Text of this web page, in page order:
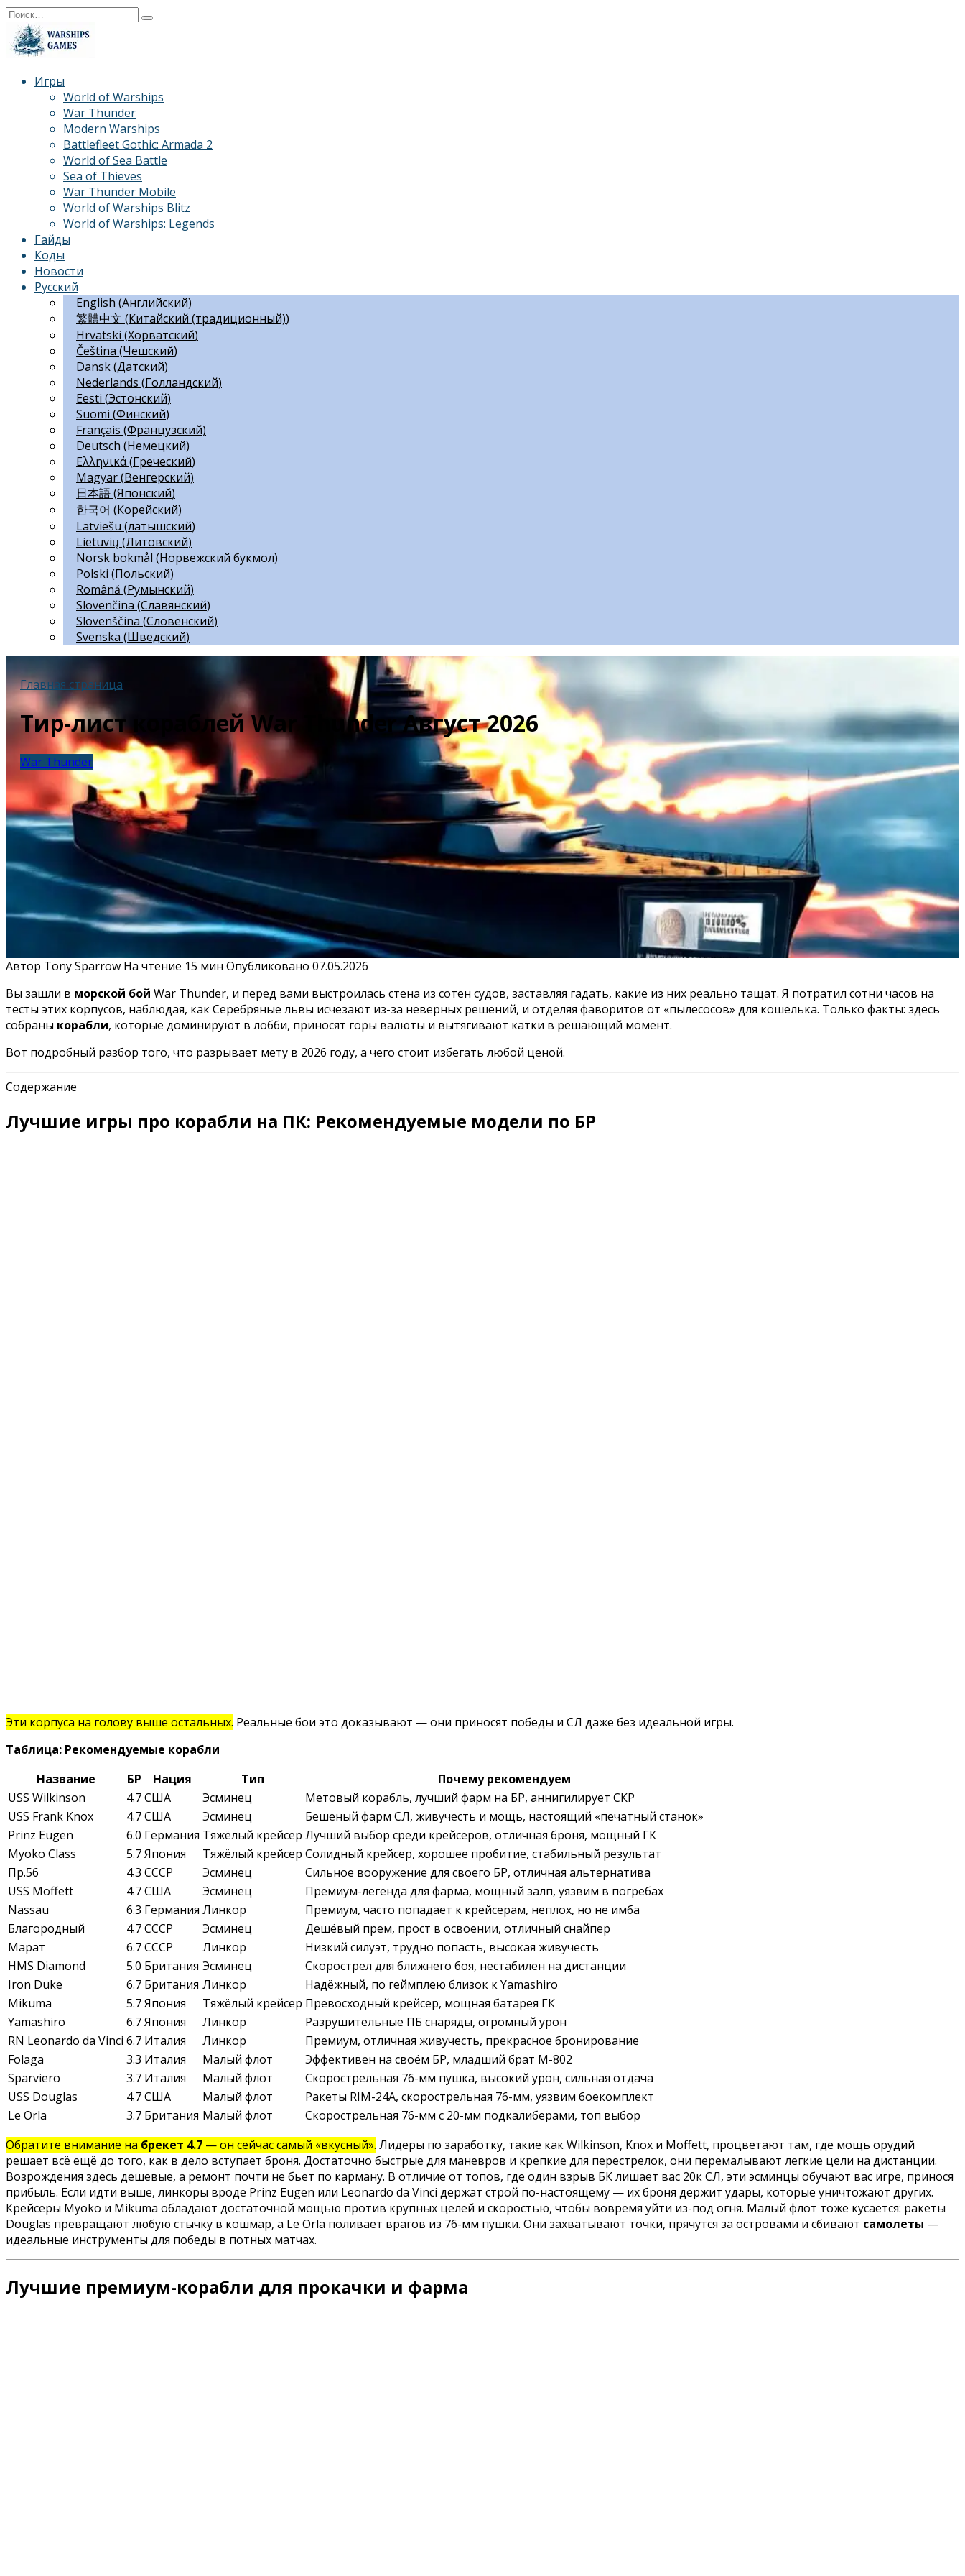
Перейти
содержанию
Search
for:
Игры
World of Warships
War Thunder
Modern Warships
Battlefleet Gothic: Armada 2
World of Sea Battle
Sea of Thieves
War Thunder Mobile
World of Warships Blitz
World of Warships: Legends
Гайды
Коды
Новости
Русский
English (Английский)
繁體中文 (Китайский (традиционный))
Hrvatski (Хорватский)
Čeština (Чешский)
Dansk(Датский)
Nederlands (Голландский)
Eesti (Эстонский)
Suomi (Финский)
Français (Французский)
Deutsch (Немецкий)
Ελληνικά(Греческий)
Magyar(Венгерский)
日本語(Японский)
한국어 (Корейский)
Latviešu (латышский)
Lietuvių (Литовский)
Norsk bokmål (Норвежский букмол)
Polski (Польский)
Română (Румынский)
Slovenčina (Славянский)
Slovenščina (Словенский)
Svenska (Шведский)
Главная страница
Тир-лист кораблей War Thunder Август 2026
War Thunder
Автор Tony Sparrow На чтение 15 мин Опубликовано 07.05.2026
Вы зашли в морской бой War Thunder, и перед вами выстроилась стена из сотен судов, заставляя гадать, какие из них реально тащат. Я потратил сотни часов на
тесты этих корпусов, наблюдая, как Серебряные львы исчезают из-за неверных решений, и отделяя фаворитов от «пылесосов» для кошелька. Только факты: здесь
собраны корабли, которые доминируют в лобби, приносят горы валюты и вытягивают катки в решающий момент.
Вот подробный разбор того, что разрывает мету в 2026 году, а чего стоит избегать любой ценой.
Содержание
Лучшие игры про корабли на ПК: Рекомендуемые модели по БР
Эти корпуса на голову выше остальных. Реальные бои это доказывают — они приносят победы и СЛ даже без идеальной игры.
Таблица: Рекомендуемые корабли
Название
БР Нация Тип
Почему рекомендуем
USS Wilkinson
4.7США Эсминец
Метовый корабль, лучший фарм на БР, аннигилирует СКР
USS Frank Knox
4.7США Эсминец
Бешеный фарм СЛ, живучесть и мощь, настоящий «печатный станок»
Prinz Eugen
6.0 Германия Тяжёлый крейсер Лучший выбор среди крейсеров, отличная броня, мощный ГК
Myoko Class
5.7Япония Тяжёлый крейсер Солидный крейсер, хорошее пробитие, стабильный результат
Пр.56
4.3 СССР Эсминец
Сильное вооружение для своего БР, отличная альтернатива
USS Moffett
4.7США Эсминец
Премиум-легенда для фарма, мощный залп, уязвим в погребах
Nassau
6.3 Германия Линкор
Премиум, часто попадает к крейсерам, неплох, но не имба
Благородный
4.7СССР Эсминец
Дешёвый прем, прост в освоении, отличный снайпер
Марат
6.7СССР Линкор
Низкий силуэт, трудно попасть, высокая живучесть
HMS Diamond
5.0 Британия Эсминец
Скорострел для ближнего боя, нестабилен на дистанции
Iron Duke
6.7 Британия Линкор
Надёжный, по геймплею близок к Yamashiro
Mikuma
5.7Япония Тяжёлый крейсер Превосходный крейсер, мощная батарея ГК
Yamashiro
6.7Япония Линкор
Разрушительные ПБ снаряды, огромный урон
RN Leonardo da Vinci 6.7 Италия Линкор
Премиум, отличная живучесть, прекрасное бронирование
Folaga
3.3 Италия Малый флот
Эффективен на своём БР, младший брат M-802
Sparviero
3.7 Италия Малый флот
Скорострельная 76-мм пушка, высокий урон, сильная отдача
USS Douglas
4.7США Малый флот
Ракеты RIM-24A, скорострельная 76-мм, уязвим боекомплект
Le Orla
3.7 Британия Малый флот
Скорострельная 76-мм с 20-мм подкалиберами, топ выбор
Обратите внимание на брекет 4.7 — он сейчас самый «вкусный». Лидеры по заработку, такие как Wilkinson, Knox и Moffett, процветают там, где мощь орудий
решает всё ещё до того, как в дело вступает броня. Достаточно быстрые для маневров и крепкие для перестрелок, они перемалывают легкие цели на дистанции.
Возрождения здесь дешевые, а ремонт почти не бьет по карману. В отличие от топов, где один взрыв БК лишает вас 20к СЛ, эти эсминцы обучают вас игре, принося
прибыль. Если идти выше, линкоры вроде Prinz Eugen или Leonardo da Vinci держат строй по-настоящему — их броня держит удары, которые уничтожают других.
Крейсеры Myoko и Mikuma обладают достаточной мощью против крупных целей и скоростью, чтобы вовремя уйти из-под огня. Малый флот тоже кусается: ракеты
Douglas превращают любую стычку в кошмар, а Le Orla поливает врагов из 76-мм пушки. Они захватывают точки, прячутся за островами и сбивают самолеты —
идеальные инструменты для победы в потных матчах.
Лучшие премиум-корабли для прокачки и фарма